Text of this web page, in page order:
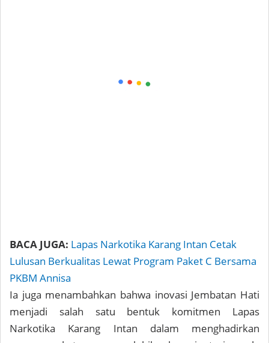
BACA JUGA: Lapas Narkotika Karang Intan Cetak
Lulusan Berkualitas Lewat Program Paket C Bersama
PKBM Annisa
Ia juga menambahkan bahwa inovasi Jembatan Hati
menjadi salah satu bentuk komitmen Lapas
Narkotika Karang Intan dalam menghadirkan